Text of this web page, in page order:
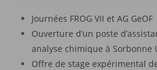
Journées FROG VII et AG GeOF
Ouverture d’un poste
analyse chimique à Sorbonne
Offre de stage expérimental